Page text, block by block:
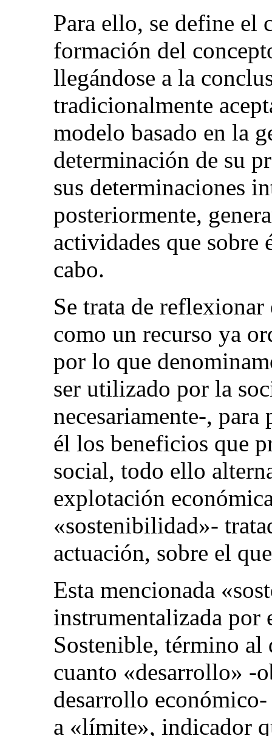
Para ello, se define
formación del
llegándose a la
tradicionalmente
modelo basado en la
determinación de su
sus determinaciones
posteriormente,
actividades que sobre
cabo.
Se trata de
como un recurso ya
por lo que
ser utilizado por la
necesariamente-, para
él los beneficios que
social, todo ello
explotación
«sostenibilidad»-
actuación, sobre el
Esta mencionada
instrumentalizada por
Sostenible, término
cuanto «desarrollo» -
desarrollo
a «límite», indicador